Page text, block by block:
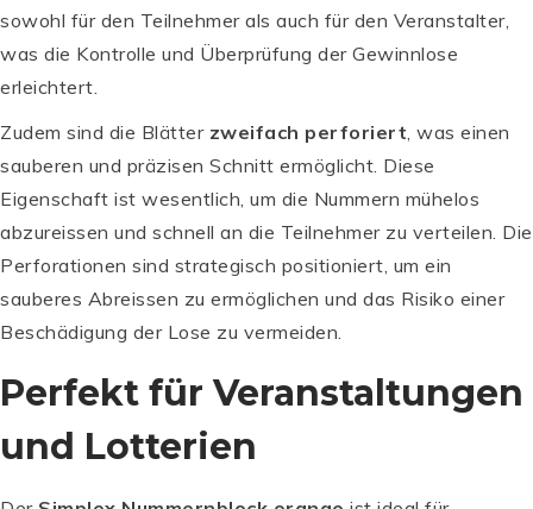
sowohl für den Teilnehmer als auch für den Veranstalter,
was die Kontrolle und Überprüfung der Gewinnlose
erleichtert.
Zudem sind die Blätter zweifach perforiert , was einen
sauberen und präzisen Schnitt ermöglicht. Diese
Eigenschaft ist wesentlich, um die Nummern mühelos
abzureissen und schnell an die Teilnehmer zu verteilen. Die
Perforationen sind strategisch positioniert, um ein
sauberes Abreissen zu ermöglichen und das Risiko einer
Beschädigung der Lose zu vermeiden.
Perfekt für Veranstaltungen
und Lotterien